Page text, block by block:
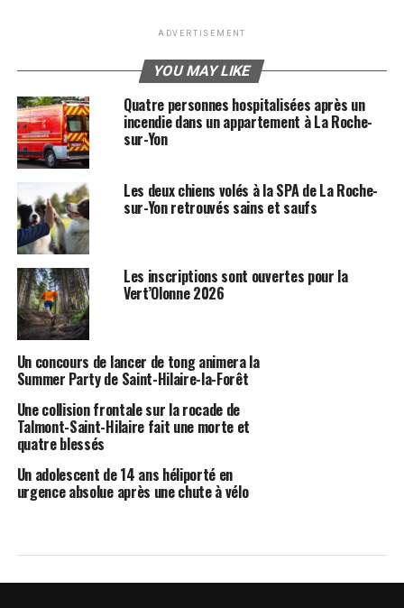
ADVERTISEMENT
YOU MAY LIKE
Quatre personnes hospitalisées après un
incendie dans un appartement à La Roche-
sur-Yon
Les deux chiens volés à la SPA de La Roche-
sur-Yon retrouvés sains et saufs
Les inscriptions sont ouvertes pour la
Vert’Olonne 2026
Un concours de lancer de tong animera la
Summer Party de Saint-Hilaire-la-Forêt
Une collision frontale sur la rocade de
Talmont-Saint-Hilaire fait une morte et
quatre blessés
Un adolescent de 14 ans héliporté en
urgence absolue après une chute à vélo